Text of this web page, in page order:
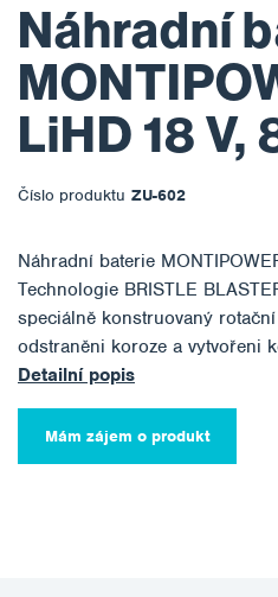
Náhradní
LiHD 18 V,
Číslo produktu ZU-602
Náhradní baterie
Technologie BRISTLE
speciálně konstruovaný
odstraněni koroze a vytvořeni
Detailní popis
Mám zájem o produkt